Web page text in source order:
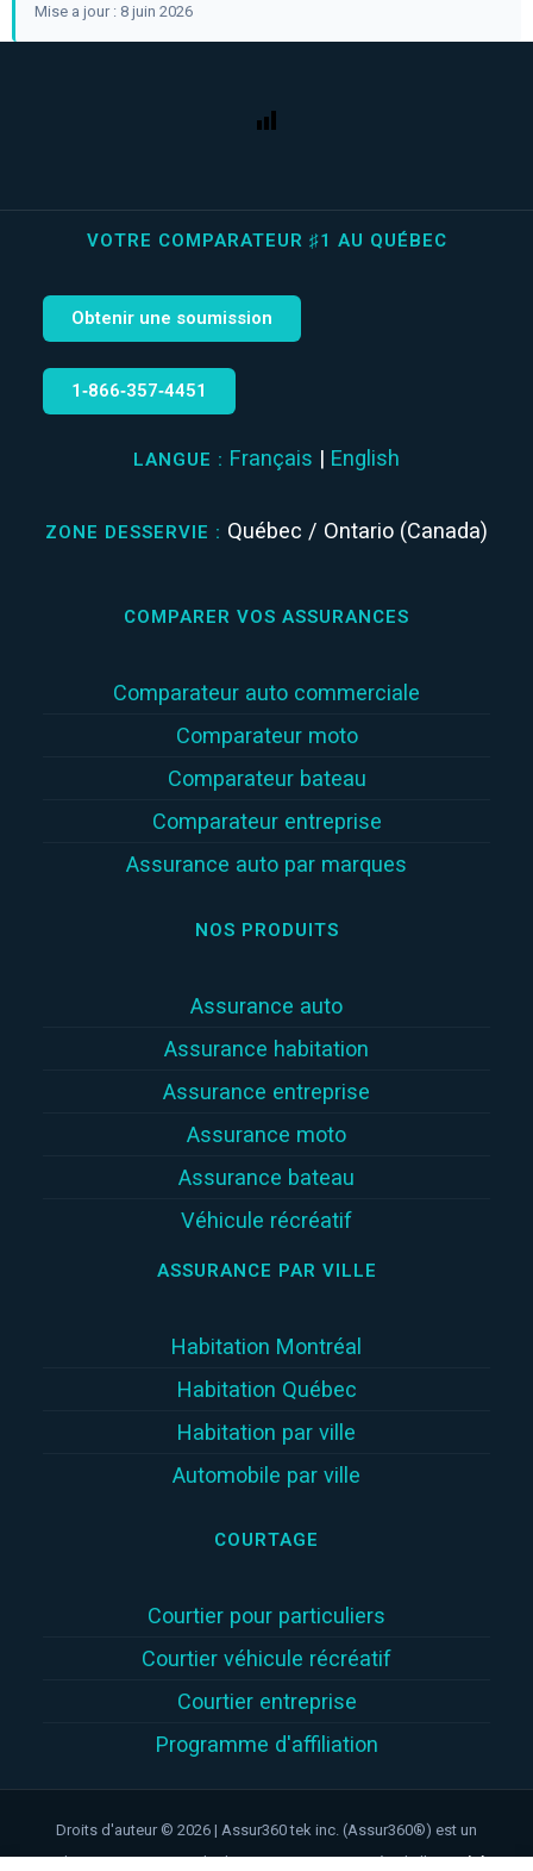
Mise a jour : 8 juin 2026
VOTRE COMPARATEUR ♯1 AU QUÉBEC
Obtenir une soumission
1‑866‑357‑4451
LANGUE : Français | English
ZONE DESSERVIE : Québec / Ontario (Canada)
COMPARER VOS ASSURANCES
Comparateur auto commerciale
Comparateur moto
Comparateur bateau
Comparateur entreprise
Assurance auto par marques
NOS PRODUITS
Assurance auto
Assurance habitation
Assurance entreprise
Assurance moto
Assurance bateau
Véhicule récréatif
ASSURANCE PAR VILLE
Habitation Montréal
Habitation Québec
Habitation par ville
Automobile par ville
COURTAGE
Courtier pour particuliers
Courtier véhicule récréatif
Courtier entreprise
Programme d'affiliation
Droits d'auteur © 2026 | Assur360 tek inc. (Assur360®) est un
cabinet en assurance de dommages inscrit auprès de l'Autorité